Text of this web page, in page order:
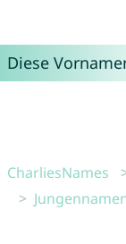
Diese
CharliesNames